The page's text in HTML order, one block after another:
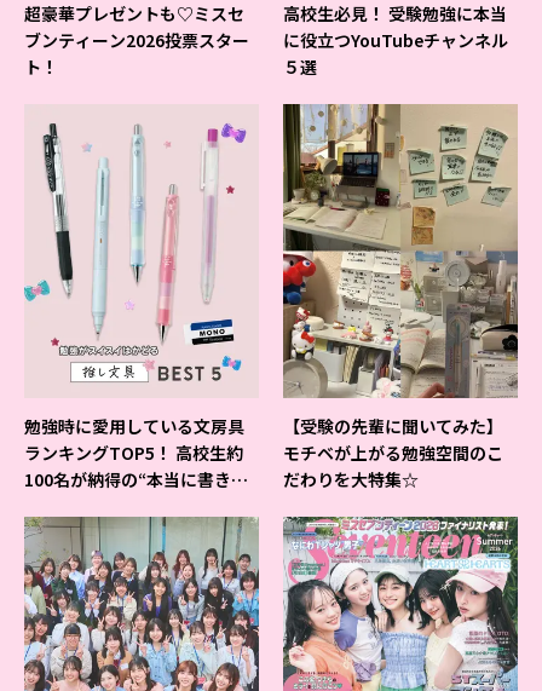
超豪華プレゼントも♡ミスセ
ブンティーン2026投票スター
ト！
高校生必見！ 受験勉強に本当
に役立つYouTubeチャンネル
５選
勉強時に愛用している文房具
ランキングTOP5！ 高校生約
100名が納得の“本当に書きや
【受験の先輩に聞いてみた】
モチベが上がる勉強空間のこ
だわりを大特集☆